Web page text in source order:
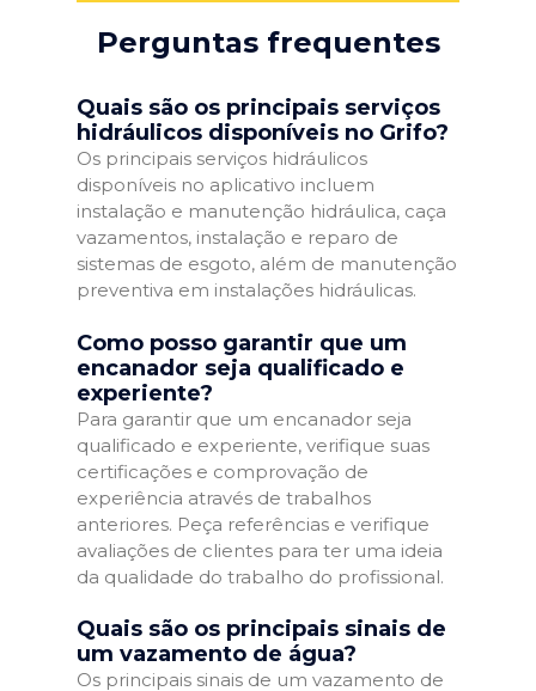
Perguntas frequentes
Quais são os principais serviços
hidráulicos disponíveis no Grifo?
Os principais serviços hidráulicos
disponíveis no aplicativo incluem
instalação e manutenção hidráulica, caça
vazamentos, instalação e reparo de
sistemas de esgoto, além de manutenção
preventiva em instalações hidráulicas.
Como posso garantir que um
encanador seja qualificado e
experiente?
Para garantir que um encanador seja
qualificado e experiente, verifique suas
certificações e comprovação de
experiência através de trabalhos
anteriores. Peça referências e verifique
avaliações de clientes para ter uma ideia
da qualidade do trabalho do profissional.
Quais são os principais sinais de
um vazamento de água?
Os principais sinais de um vazamento de